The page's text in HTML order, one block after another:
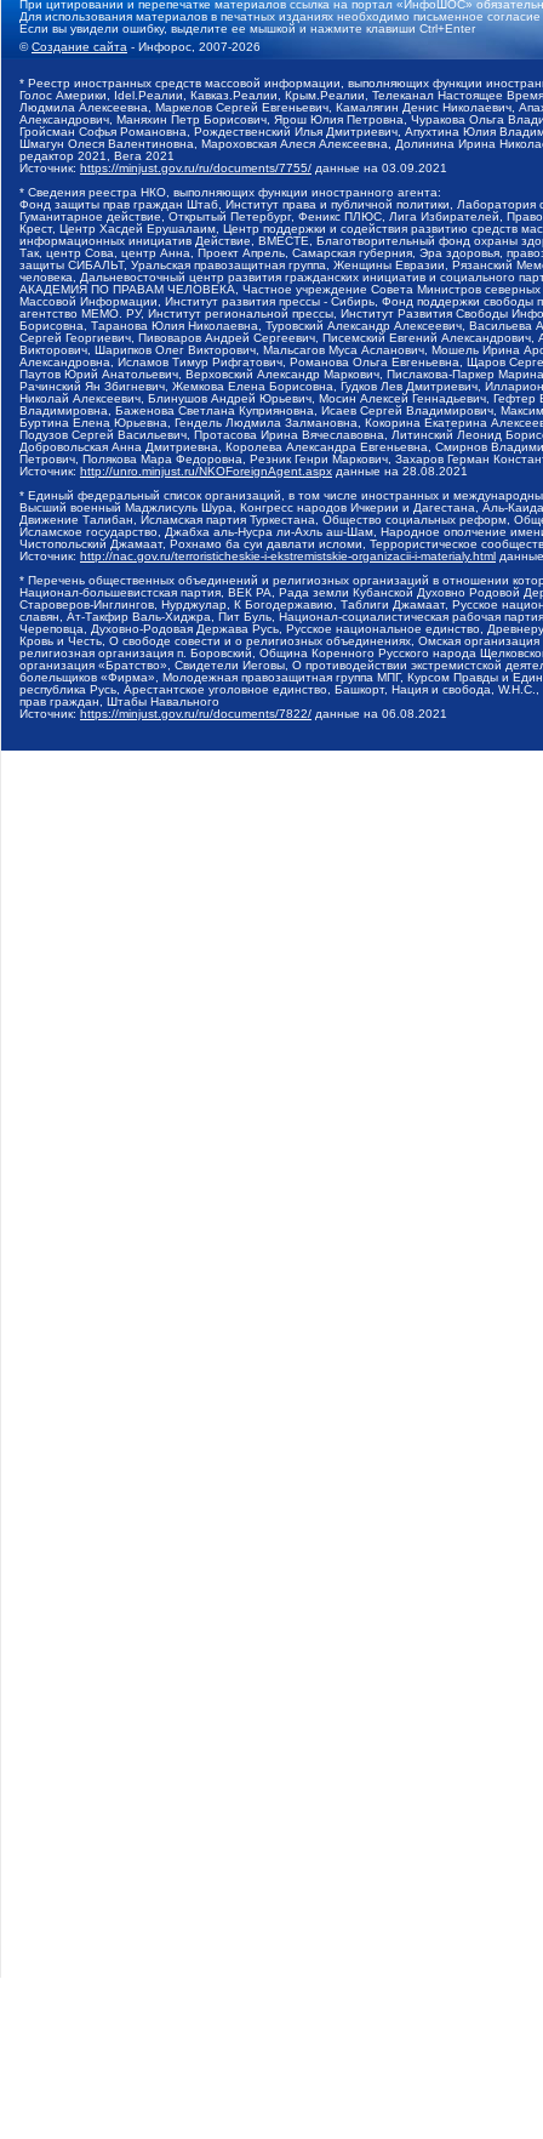
При цитировании и перепечатке материалов ссылка на портал «ИнфоШОС»
Для использования материалов в печатных изданиях необходимо письменное
Если вы увидели ошибку, выделите ее мышкой и нажмите клавиши Ctrl+Enter
©Создание сайта - Инфорос, 2007-2026
* Реестр иностранных средств массовой информации, выполняющих функции
Голос Америки, Idel.Реалии, Кавказ.Реалии, Крым.Реалии, Телеканал Настоящее
Людмила Алексеевна, Маркелов Сергей Евгеньевич, Камалягин Денис Николаевич,
Александрович, Маняхин Петр Борисович, Ярош Юлия Петровна, Чуракова Ольга
Гройсман Софья Романовна, Рождественский Илья Дмитриевич, Апухтина Юлия
Шмагун Олеся Валентиновна, Мароховская Алеся Алексеевна, Долинина Ирина
редактор 2021, Вега 2021
Источник: https://minjust.gov.ru/ru/documents/7755/ данные на 03.09.2021
* Сведения реестра НКО, выполняющих функции иностранного агента:
Фонд защиты прав граждан Штаб, Институт права и публичной политики,
Гуманитарное действие, Открытый Петербург, Феникс ПЛЮС, Лига Избирателей,
Крест, Центр Хасдей Ерушалаим, Центр поддержки и содействия развитию средств
информационных инициатив Действие, ВМЕСТЕ, Благотворительный фонд охраны
Так, центр Сова, центр Анна, Проект Апрель, Самарская губерния, Эра здоровья,
защиты СИБАЛЬТ, Уральская правозащитная группа, Женщины Евразии, Рязанский
человека, Дальневосточный центр развития гражданских инициатив и социального
АКАДЕМИЯ ПО ПРАВАМ ЧЕЛОВЕКА, Частное учреждение Совета Министров северных
Массовой Информации, Институт развития прессы - Сибирь, Фонд поддержки
агентство МЕМО. РУ, Институт региональной прессы, Институт Развития Свободы
Борисовна, Таранова Юлия Николаевна, Туровский Александр Алексеевич,
Сергей Георгиевич, Пивоваров Андрей Сергеевич, Писемский Евгений
Викторович, Шарипков Олег Викторович, Мальсагов Муса Асланович, Мошель Ирина
Александровна, Исламов Тимур Рифгатович, Романова Ольга Евгеньевна, Щаров
Паутов Юрий Анатольевич, Верховский Александр Маркович, Пислакова-Паркер
Рачинский Ян Збигневич, Жемкова Елена Борисовна, Гудков Лев Дмитриевич,
Николай Алексеевич, Блинушов Андрей Юрьевич, Мосин Алексей Геннадьевич,
Владимировна, Баженова Светлана Куприяновна, Исаев Сергей Владимирович,
Буртина Елена Юрьевна, Гендель Людмила Залмановна, Кокорина Екатерина
Подузов Сергей Васильевич, Протасова Ирина Вячеславовна, Литинский Леонид
Добровольская Анна Дмитриевна, Королева Александра Евгеньевна, Смирнов
Петрович, Полякова Мара Федоровна, Резник Генри Маркович, Захаров Герман
Источник: http://unro.minjust.ru/NKOForeignAgent.aspx данные на 28.08.2021
* Единый федеральный список организаций, в том числе иностранных и
Высший военный Маджлисуль Шура, Конгресс народов Ичкерии и Дагестана, Аль-
Движение Талибан, Исламская партия Туркестана, Общество социальных реформ,
Исламское государство, Джабха аль-Нусра ли-Ахль аш-Шам, Народное ополчение
Чистопольский Джамаат, Рохнамо ба суи давлати исломи, Террористическое
Источник: http://nac.gov.ru/terroristicheskie-i-ekstremistskie-organizacii-i-materialy.html
* Перечень общественных объединений и религиозных организаций в отношении
Национал-большевистская партия, ВЕК РА, Рада земли Кубанской Духовно Родовой
Староверов-Инглингов, Нурджулар, К Богодержавию, Таблиги Джамаат, Русское
славян, Ат-Такфир Валь-Хиджра, Пит Буль, Национал-социалистическая рабочая
Череповца, Духовно-Родовая Держава Русь, Русское национальное единство,
Кровь и Честь, О свободе совести и о религиозных объединениях, Омская
религиозная организация п. Боровский, Община Коренного Русского народа
организация «Братство», Свидетели Иеговы, О противодействии экстремистской
болельщиков «Фирма», Молодежная правозащитная группа МПГ, Курсом Правды и
республика Русь, Арестантское уголовное единство, Башкорт, Нация и свобода,
прав граждан, Штабы Навального
Источник: https://minjust.gov.ru/ru/documents/7822/ данные на 06.08.2021